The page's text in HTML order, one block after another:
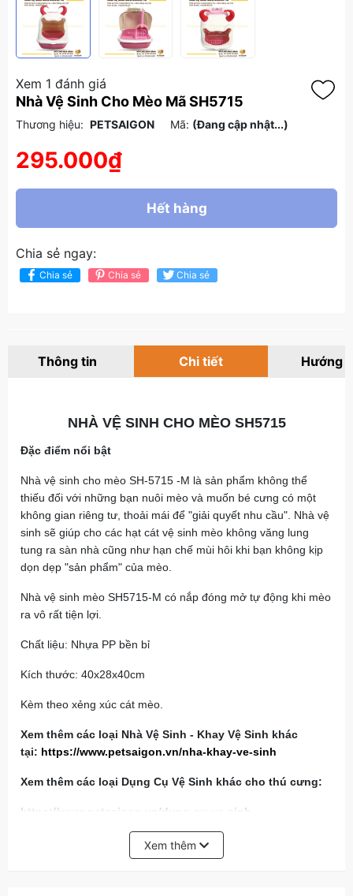
Xem 1 đánh giá
Nhà Vệ Sinh Cho Mèo Mã SH5715
Thương hiệu: PETSAIGON Mã: (Đang cập nhật...)
295.000₫
Hết hàng
Chia sẻ ngay:
Chia sẻ Chia sẻ Chia sẻ
Thông tin Chi tiết Hướng
NHÀ VỆ SINH CHO MÈO SH5715
Đặc điểm nổi bật
Nhà vệ sinh cho mèo SH-5715 -M là sản phẩm không thể
thiếu đối với những bạn nuôi mèo và muốn bé cưng có một
không gian riêng tư, thoải mái để "giải quyết nhu cầu". Nhà vệ
sinh sẽ giúp cho các hạt cát vệ sinh mèo không văng lung
tung ra sàn nhà cũng như hạn chế mùi hôi khi bạn không kịp
dọn dẹp "sản phẩm" của mèo.
Nhà vệ sinh mèo SH5715-M có nắp đóng mở tự động khi mèo
ra vô rất tiện lợi.
Chất liệu: Nhựa PP bền bỉ
Kích thước: 40x28x40cm
Kèm theo xẻng xúc cát mèo.
Xem thêm các loại Nhà Vệ Sinh - Khay Vệ Sinh khác
tại: https://www.petsaigon.vn/nha-khay-ve-sinh
Xem thêm các loại Dụng Cụ Vệ Sinh khác cho thú cưng:
https://www.petsaigon.vn/dung-cu-ve-sinh
Xem thêm